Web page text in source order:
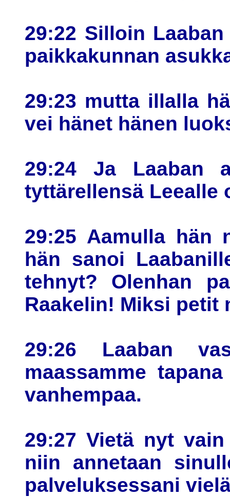
29:22 Silloin
paikkakunnan
29:23 mutta illalla
vei hänet hänen
29:24 Ja Laaban
tyttärellensä Leealle
29:25 Aamulla hän
hän sanoi
tehnyt? Olenhan
Raakelin! Miksi petit
29:26 Laaban
maassamme
vanhempaa.
29:27 Vietä nyt
niin annetaan
palveluksessani